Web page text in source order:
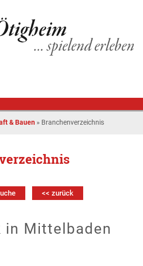
& Bauen » Branchenverzeichnis
<< zurück
in Mittelbaden